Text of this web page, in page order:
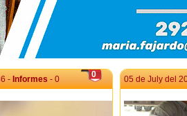
0
- Informes - 0 05 de July del